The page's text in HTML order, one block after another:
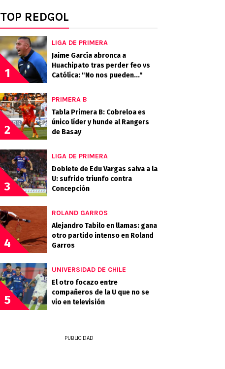
TOP REDGOL
1
LIGA DE PRIMERA
Jaime García abronca a
Huachipato tras perder feo vs
Católica: "No nos pueden..."
2
PRIMERA B
Tabla Primera B: Cobreloa es
único líder y hunde al Rangers
de Basay
3
LIGA DE PRIMERA
Doblete de Edu Vargas salva a la
U: sufrido triunfo contra
Concepción
4
ROLAND GARROS
Alejandro Tabilo en llamas: gana
otro partido intenso en Roland
Garros
5
UNIVERSIDAD DE CHILE
El otro focazo entre
compañeros de la U que no se
vio en televisión
PUBLICIDAD